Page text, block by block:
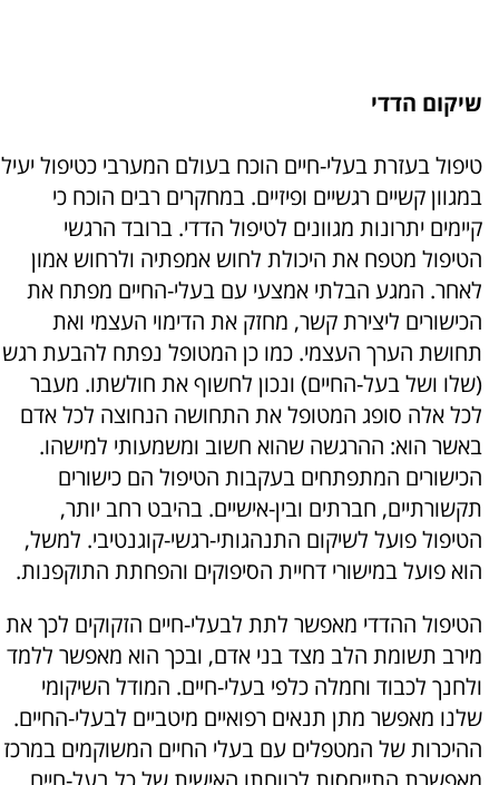
שיקום הדדי
טיפול בעזרת בעלי-חיים הוכח בעולם המערבי כטיפול יעיל
במגוון קשיים רגשיים ופיזיים. במחקרים רבים הוכח כי
קיימים יתרונות מגוונים לטיפול הדדי. ברובד הרגשי
הטיפול מטפח את היכולת לחוש אמפתיה ולרחוש אמון
לאחר. המגע הבלתי אמצעי עם בעלי-החיים מפתח את
הכישורים ליצירת קשר, מחזק את הדימוי העצמי ואת
תחושת הערך העצמי. כמו כן המטופל נפתח להבעת רגש
(שלו ושל בעל-החיים) ונכון לחשוף את חולשתו. מעבר
לכל אלה סופג המטופל את התחושה הנחוצה לכל אדם
באשר הוא: ההרגשה שהוא חשוב ומשמעותי למישהו.
הכישורים המתפתחים בעקבות הטיפול הם כישורים
תקשורתיים, חברתים ובין-אישיים. בהיבט רחב יותר,
הטיפול פועל לשיקום התנהגותי-רגשי-קוגנטיבי. למשל,
הוא פועל במישורי דחיית הסיפוקים והפחתת התוקפנות.
הטיפול ההדדי מאפשר לתת לבעלי-חיים הזקוקים לכך את
מירב תשומת הלב מצד בני אדם, ובכך הוא מאפשר ללמד
ולחנך לכבוד וחמלה כלפי בעלי-חיים. המודל השיקומי
שלנו מאפשר מתן תנאים רפואיים מיטביים לבעלי-החיים.
ההיכרות של המטפלים עם בעלי החיים המשוקמים במרכז